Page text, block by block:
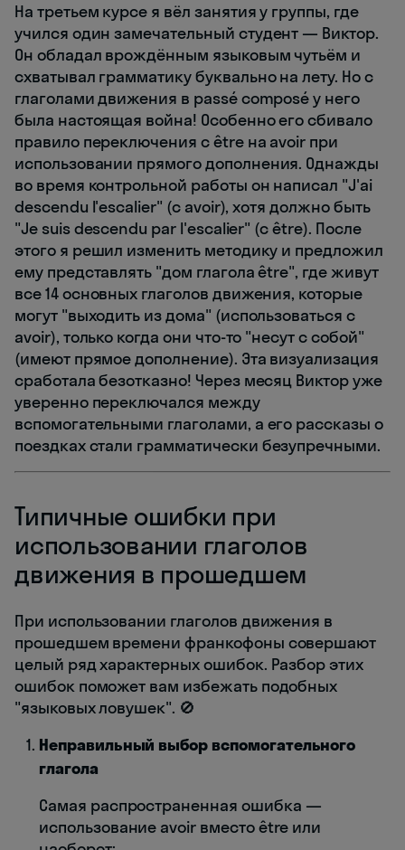
На третьем курсе я вёл занятия у группы, где
учился один замечательный студент — Виктор.
Он обладал врождённым языковым чутьём и
схватывал грамматику буквально на лету. Но с
глаголами движения в passé composé у него
была настоящая война! Особенно его сбивало
правило переключения с être на avoir при
использовании прямого дополнения. Однажды
во время контрольной работы он написал "J'ai
descendu l'escalier" (с avoir), хотя должно быть
"Je suis descendu par l'escalier" (с être). После
этого я решил изменить методику и предложил
ему представлять "дом глагола être", где живут
все 14 основных глаголов движения, которые
могут "выходить из дома" (использоваться с
avoir), только когда они что-то "несут с собой"
(имеют прямое дополнение). Эта визуализация
сработала безотказно! Через месяц Виктор уже
уверенно переключался между
вспомогательными глаголами, а его рассказы о
поездках стали грамматически безупречными.
Типичные ошибки при
использовании глаголов
движения в прошедшем
При использовании глаголов движения в
прошедшем времени франкофоны совершают
целый ряд характерных ошибок. Разбор этих
ошибок поможет вам избежать подобных
"языковых ловушек". 🚫
Неправильный выбор вспомогательного
глагола
Самая распространенная ошибка —
использование avoir вместо être или